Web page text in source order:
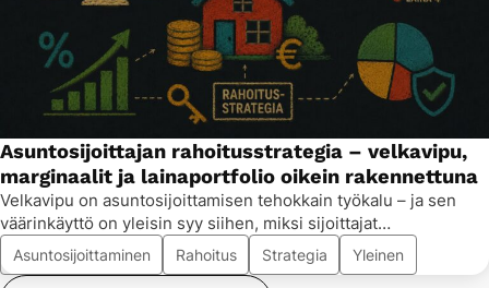
Asuntosijoittajan rahoitusstrategia – velkavipu,
marginaalit ja lainaportfolio oikein rakennettuna
Velkavipu on asuntosijoittamisen tehokkain työkalu – ja sen
väärinkäyttö on yleisin syy siihen, miksi sijoittajat…
Asuntosijoittaminen Rahoitus Strategia Yleinen